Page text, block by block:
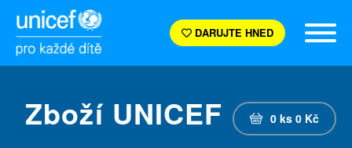
DARUJTE HNED
Zboží UNICEF 0 ks 0 Kč